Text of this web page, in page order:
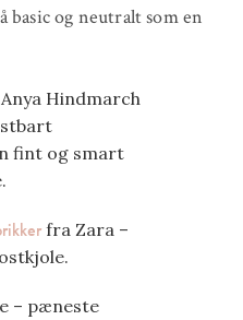
basic og neutralt som en
Hindmarch
fint og smart
fra Zara –
– pæneste